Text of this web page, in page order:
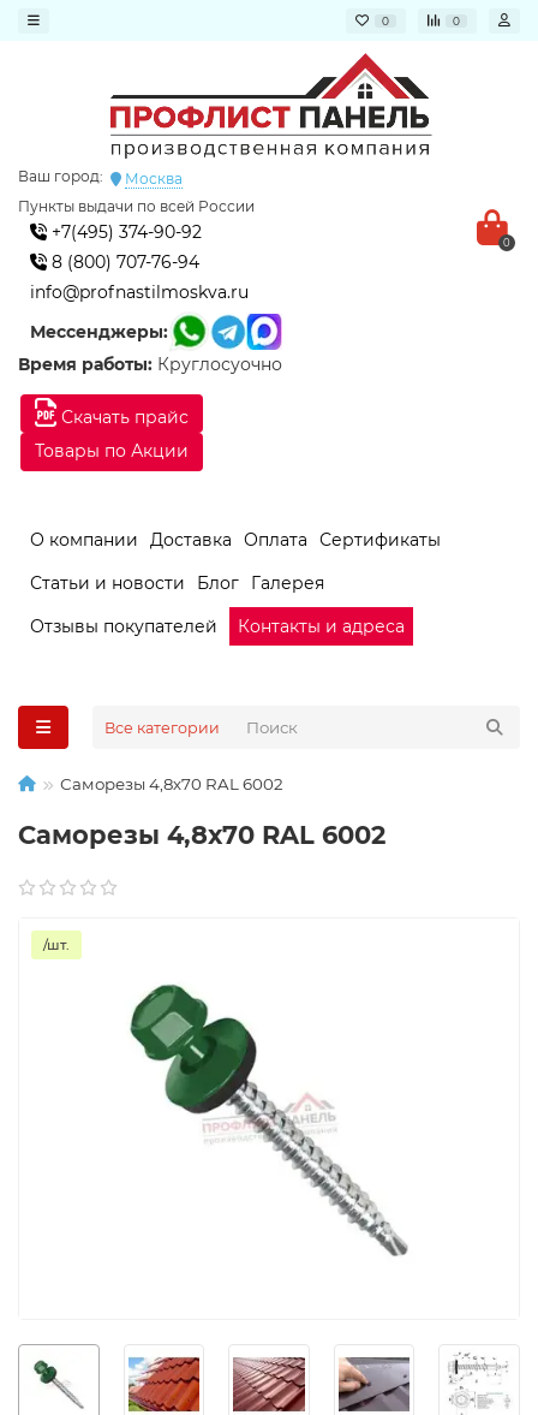
0 0
Скачать прайс
Товары по Акции
Ваш город:
Москва
Пункты выдачи по всей России
+7(495) 374-90-92
8 (800) 707-76-94
info@profnastilmoskva.ru
Мессенджеры:
Время работы: Круглосуочно
0
О компании Доставка Оплата
Сертификаты
Статьи и новости
Блог
Галерея
Отзывы покупателей
Контакты и адреса
Все категории
Саморезы 4,8х70 RAL 6002
Саморезы 4,8х70 RAL 6002
/шт.